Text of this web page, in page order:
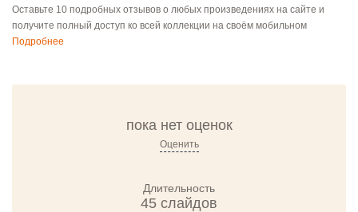
Оставьте 10 подробных отзывов о любых произведениях на сайте и
получите полный доступ ко всей коллекции на своём мобильном
Подробнее
пока нет оценок
Оценить
Длительность
45 слайдов